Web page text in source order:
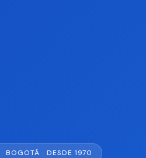
BOGOTÁ · DESDE 1970